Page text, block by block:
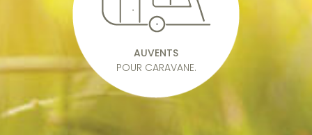
AUVENTS
POUR CARAVANE.